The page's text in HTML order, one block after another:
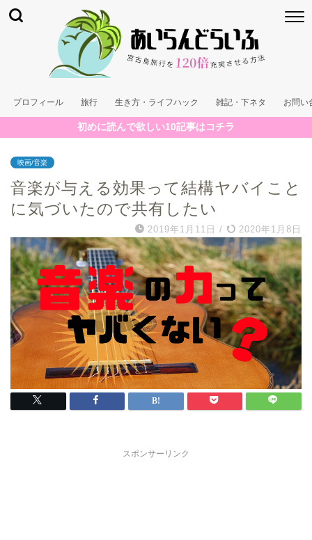
プロフィール 旅行 生き方・ライフハック 雑記・下ネタ お問い
初めに読んで欲しい10記事はコチラ
映画/音楽
音楽が与える効果って結構ヤバイこと
に気づいたので共有したい
2019年1月11日 / 2020年1月8日
スポンサーリンク